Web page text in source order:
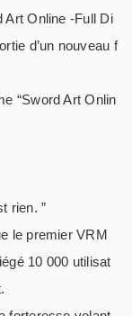
Art Online -Full Di
d’un nouveau f
“Sword Art Onlin
rien. ”
le premier VRM
10 000 utilisat